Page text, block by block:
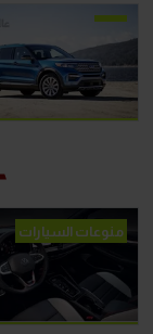
منوعات السيارات